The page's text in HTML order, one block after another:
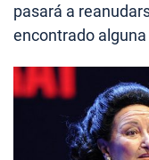
pasará a
encontrado